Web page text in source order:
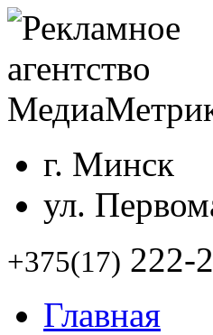
г. Минск
ул.
+375(17) 222-
Главная